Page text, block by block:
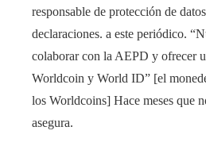
responsable de protección de
declaraciones. a este periódico.
colaborar con la AEPD y ofrecer
Worldcoin y World ID” [el
los Worldcoins] Hace meses que
asegura.